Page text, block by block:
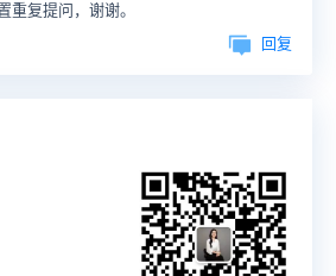
重复提问，谢谢。
回复